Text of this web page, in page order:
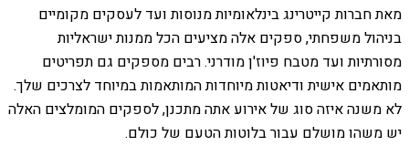
מאת חברות קייטרינג בינלאומיות מנוסות ועד לעסקים מקומיים
בניהול משפחתי, ספקים אלה מציעים הכל ממנות ישראליות
מסורתיות ועד מטבח פיוז'ן מודרני. רבים מספקים גם תפריטים
מותאמים אישית ודיאטות מיוחדות המותאמות במיוחד לצרכים שלך.
לא משנה איזה סוג של אירוע אתה מתכנן, לספקים המומלצים האלה
יש משהו מושלם עבור בלוטות הטעם של כולם.